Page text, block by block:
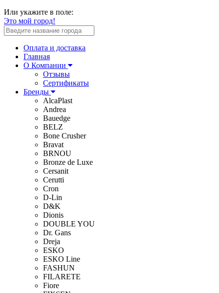
Или укажите в поле:
Это мой город!
Оплата и доставка
Главная
О Компании
Отзывы
Сертификаты
Бренды
AlcaPlast
Andrea
Bauedge
BELZ
Bone Crusher
Bravat
BRNOU
Bronze de Luxe
Cersanit
Cerutti
Cron
D-Lin
D&K
Dionis
DOUBLE YOU
Dr. Gans
Dreja
ESKO
ESKO Line
FASHUN
FILARETE
Fiore